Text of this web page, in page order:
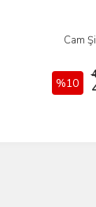
Cam
%10